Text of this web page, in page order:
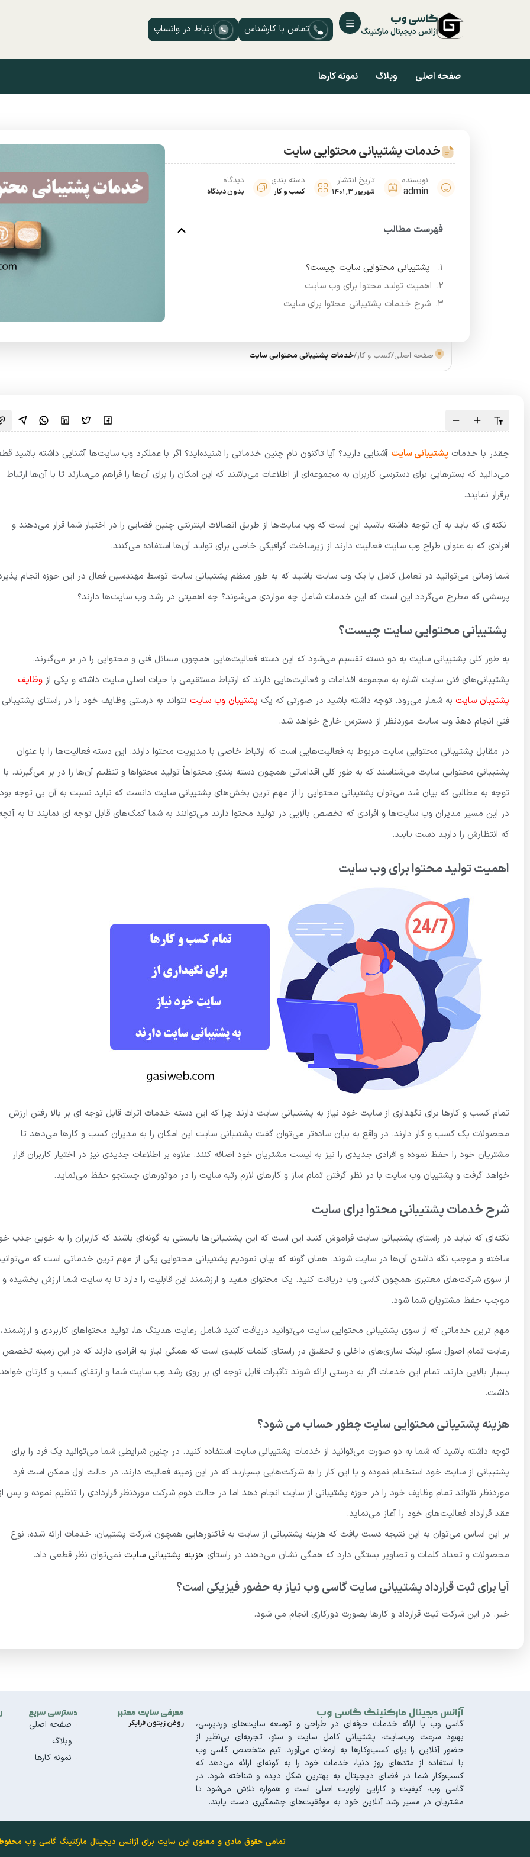
گاسی وب
آژانس دیجیتال مارکتینگ تماس با کارشناس ارتباط در واتساپ
صفحه اصلی وبلاگ نمونه کارها
خدمات پشتیبانی محتوایی سایت
نویسنده
admin
تاریخ انتشار
شهریور 3, 1401
دسته بندی
کسب و کار
دیدگاه
بدون دیدگاه
فهرست مطالب
پشتیبانی محتوایی سایت چیست؟
اهمیت تولید محتوا برای وب سایت
شرح خدمات پشتیبانی محتوا برای سایت
صفحه اصلی/کسب و کار/خدمات پشتیبانی محتوایی سایت
چقدر با خدمات پشتیبانی سایت آشنایی دارید؟ آیا تاکنون نام چنین خدماتی را شنیده‌اید؟ اگر با عملکرد وب سایت‌ها آشنایی داشته باشید
می‌دانید که بسترهایی برای دسترسی کاربران به مجموعه‌ای از اطلاعات می‌باشند که این امکان را برای آن‌ها را فراهم می‌سازند تا با آن‌ها ارتباط
برقرار نمایند.
نکته‌ای که باید به آن توجه داشته باشید این است که وب سایت‌ها از طریق اتصالات اینترنتی چنین فضایی را در اختیار شما قرار می‌دهند و
افرادی که به عنوان طراح وب سایت فعالیت دارند از زیرساخت گرافیکی خاصی برای تولید آن‌ها استفاده می‌کنند.
شما زمانی می‌توانید در تعامل کامل با یک وب سایت باشید که به طور منظم پشتیبانی سایت توسط مهندسین فعال در این حوزه انجام
پرسشی که مطرح می‌گردد این است که این خدمات شامل چه مواردی می‌شوند؟ چه اهمیتی در رشد وب سایت‌ها دارند؟
پشتیبانی محتوایی سایت چیست؟
به طور کلی پشتیبانی سایت به دو دسته تقسیم می‌شود که این دسته فعالیت‌هایی همچون مسائل فنی و محتوایی را در بر می‌گیرند.
پشتیبانی‌های فنی سایت اشاره به مجموعه اقدامات و فعالیت‌هایی دارند که ارتباط مستقیمی با حیات اصلی سایت داشته و یکی از وظایف
پشتیبان سایت به شمار می‌رود. توجه داشته باشید در صورتی که یک پشتیبان وب سایت نتواند به درستی وظایف خود را در راستای پشتیبانی
فنی انجام دهدْ وب سایت موردنظر از دسترس خارج خواهد شد.
در مقابل پشتیبانی محتوایی سایت مربوط به فعالیت‌هایی است که ارتباط خاصی با مدیریت محتوا دارند. این دسته فعالیت‌ها را با عنوان
پشتیبانی محتوایی سایت می‌شناسند که به طور کلی اقداماتی همچون دسته بندی محتواهاْ تولید محتواها و تنظیم آن‌ها را در بر می‌گیرند. با
توجه به مطالبی که بیان شد می‌توان پشتیبانی محتوایی را از مهم ترین بخش‌های پشتیبانی سایت دانست که نباید نسبت به آن بی توجه
در این مسیر مدیران وب سایت‌ها و افرادی که تخصص بالایی در تولید محتوا دارند می‌توانند به شما کمک‌های قابل توجه ای نمایند تا به
که انتظارش را دارید دست یابید.
اهمیت تولید محتوا برای وب سایت
تمام کسب و کارها برای نگهداری از سایت خود نیاز به پشتیبانی سایت دارند چرا که این دسته خدمات اثرات قابل توجه ای بر بالا رفتن ارزش
محصولات یک کسب و کار دارند. در واقع به بیان ساده‌تر می‌توان گفت پشتیبانی سایت این امکان را به مدیران کسب و کارها می‌دهد تا
مشتریان خود را حفظ نموده و افرادی جدیدی را نیز به لیست مشتریان خود اضافه کنند. علاوه بر اطلاعات جدیدی نیز در اختیار کاربران قرار
خواهد گرفت و پشتیبان وب سایت با در نظر گرفتن تمام ساز و کارهای لازم رتبه سایت را در موتورهای جستجو حفظ می‌نماید.
شرح خدمات پشتیبانی محتوا برای سایت
نکته‌ای که نباید در راستای پشتیبانی سایت فراموش کنید این است که این پشتیبانی‌ها بایستی به گونه‌ای باشند که کاربران را به خوبی جذب
ساخته و موجب نگه داشتن آن‌ها در سایت شوند. همان گونه که بیان نمودیم پشتیبانی محتوایی یکی از مهم ترین خدماتی است که
از سوی شرکت‌های معتبری همچون گاسی وب دریافت کنید. یک محتوای مفید و ارزشمند این قابلیت را دارد تا به سایت شما ارزش بخشیده و
موجب حفظ مشتریان شما شود.
مهم ترین خدماتی که از سوی پشتیبانی محتوایی سایت می‌توانید دریافت کنید شامل رعایت هدینگ ها، تولید محتواهای کاربردی و ارزشمند،
رعایت تمام اصول سئو، لینک سازی‌های داخلی و تحقیق در راستای کلمات کلیدی است که همگی نیاز به افرادی دارند که در این زمینه تخصص
بسیار بالایی دارند. تمام این خدمات اگر به درستی ارائه شوند تأثیرات قابل توجه ای بر روی رشد وب سایت شما و ارتقای کسب و کارتان
داشت.
هزینه پشتیبانی محتوایی سایت چطور حساب می شود؟
توجه داشته باشید که شما به دو صورت می‌توانید از خدمات پشتیبانی سایت استفاده کنید. در چنین شرایطی شما می‌توانید یک فرد را برای
پشتیبانی از سایت خود استخدام نموده و یا این کار را به شرکت‌هایی بسپارید که در این زمینه فعالیت دارند. در حالت اول ممکن است فرد
موردنظر نتواند تمام وظایف خود را در حوزه پشتیبانی از سایت انجام دهد اما در حالت دوم شرکت موردنظر قراردادی را تنظیم نموده و پس
عقد قرارداد فعالیت‌های خود را آغاز می‌نماید.
بر این اساس می‌توان به این نتیجه دست یافت که هزینه پشتیبانی از سایت به فاکتورهایی همچون شرکت پشتیبان، خدمات ارائه شده، نوع
محصولات و تعداد کلمات و تصاویر بستگی دارد که همگی نشان می‌دهند در راستای هزینه پشتیبانی سایت نمی‌توان نظر قطعی داد.
آیا برای ثبت قرارداد پشتیبانی سایت گاسی وب نیاز به حضور فیزیکی است؟
خیر. در این شرکت ثبت قرارداد و کارها بصورت دورکاری انجام می شود.
آژانس دیجیتال مارکتینگ گاسی وب
گاسی وب با ارائه خدمات حرفه‌ای در طراحی و توسعه سایت‌های وردپرسی،
بهبود سرعت وب‌سایت، پشتیبانی کامل سایت و سئو، تجربه‌ای بی‌نظیر از
حضور آنلاین را برای کسب‌وکارها به ارمغان می‌آورد. تیم متخصص گاسی وب
با استفاده از متدهای روز دنیا، خدمات خود را به گونه‌ای ارائه می‌دهد که
کسب‌وکار شما در فضای دیجیتال به بهترین شکل دیده و شناخته شود. در
گاسی وب، کیفیت و کارایی اولویت اصلی است و همواره تلاش می‌شود تا
مشتریان در مسیر رشد آنلاین خود به موفقیت‌های چشمگیری دست یابند.
معرفی سایت معتبر
روغن زیتون فرابکر
دسترسی سریع
صفحه اصلی
وبلاگ
نمونه کارها
تمامی حقوق مادی و معنوی این سایت برای آژانس دیجیتال مارکتینگ گاسی وب